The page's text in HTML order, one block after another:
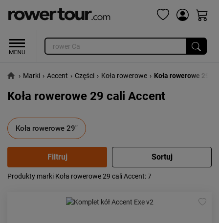
› Marki › Accent › Części › Koła rowerowe › Koła rowerowe 29"
Koła rowerowe 29 cali Accent
Koła rowerowe 29"
Popularność:
od najwyższej
Produkty marki Koła rowerowe 29 cali Accent: 7